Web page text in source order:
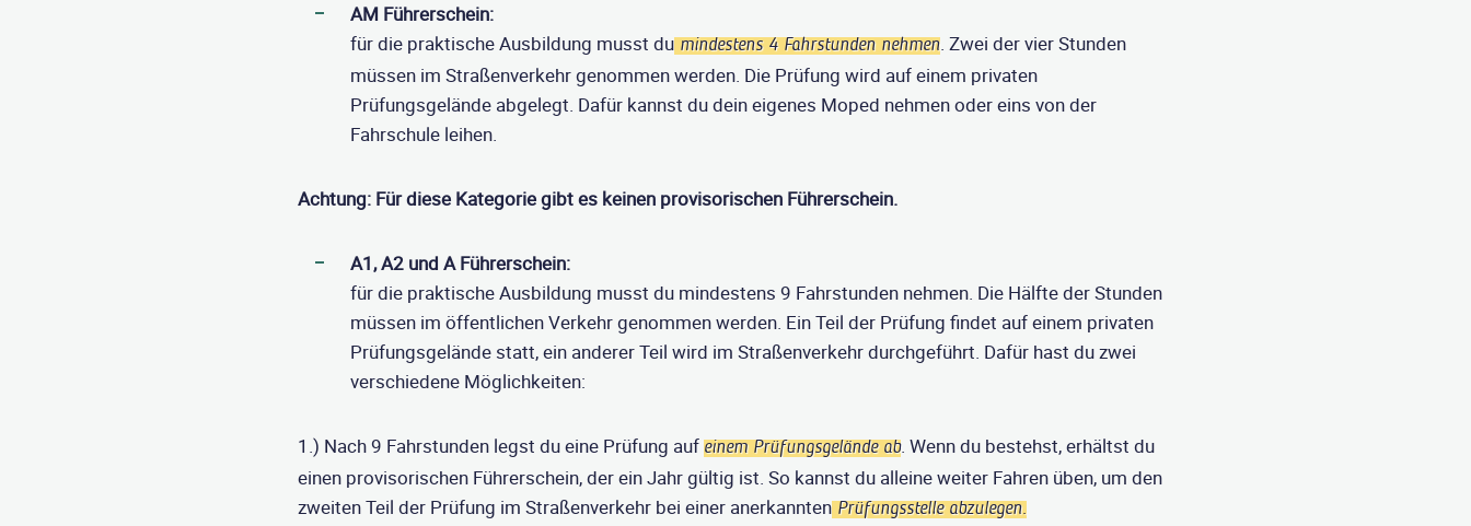
AM Führerschein:
für die praktische Ausbildung musst dumindestens 4 Fahrstunden nehmen. Zwei der vier Stunden
müssen im Straßenverkehr genommen werden. Die Prüfung wird auf einem privaten
Prüfungsgelände abgelegt. Dafür kannst du dein eigenes Moped nehmen oder eins von der
Fahrschule leihen.
Achtung: Für diese Kategorie gibt es keinen provisorischen Führerschein.
A1, A2 und A Führerschein:
für die praktische Ausbildung musst du mindestens 9 Fahrstunden nehmen. Die Hälfte der Stunden
müssen im öffentlichen Verkehr genommen werden. Ein Teil der Prüfung findet auf einem privaten
Prüfungsgelände statt, ein anderer Teil wird im Straßenverkehr durchgeführt. Dafür hast du zwei
verschiedene Möglichkeiten:
1.) Nach 9 Fahrstunden legst du eine Prüfung auf einem Prüfungsgelände ab. Wenn du bestehst, erhältst du
einen provisorischen Führerschein, der ein Jahr gültig ist. So kannst du alleine weiter Fahren üben, um den
zweiten Teil der Prüfung im Straßenverkehr bei einer anerkanntenPrüfungsstelle abzulegen.